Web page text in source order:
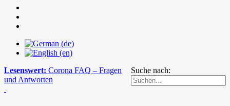
Suche nach:
Lesenswert: Corona FAQ – Fragen
und Antworten